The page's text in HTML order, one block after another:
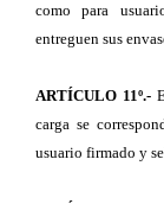
como para
entreguen sus
ARTÍCULO 11º.-
carga se
usuario firmado y